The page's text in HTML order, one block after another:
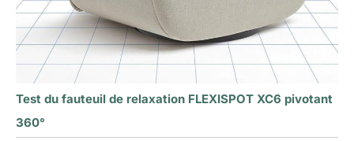
Test du fauteuil de relaxation FLEXISPOT XC6 pivotant
360°